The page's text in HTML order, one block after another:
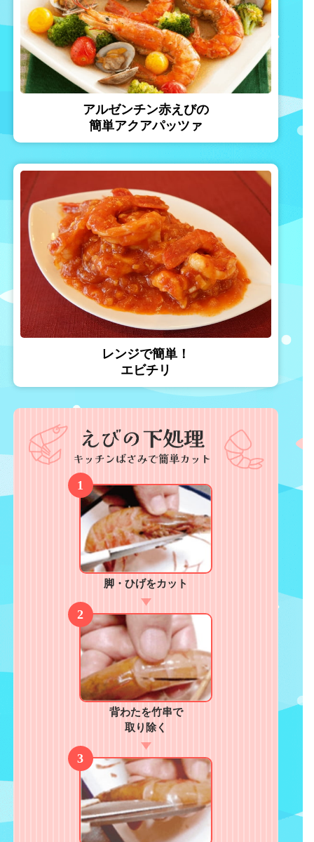
アルゼンチン赤えびの
簡単アクアパッツァ
レンジで簡単！
エビチリ
脚・ひげをカット
背わたを竹串で
取り除く